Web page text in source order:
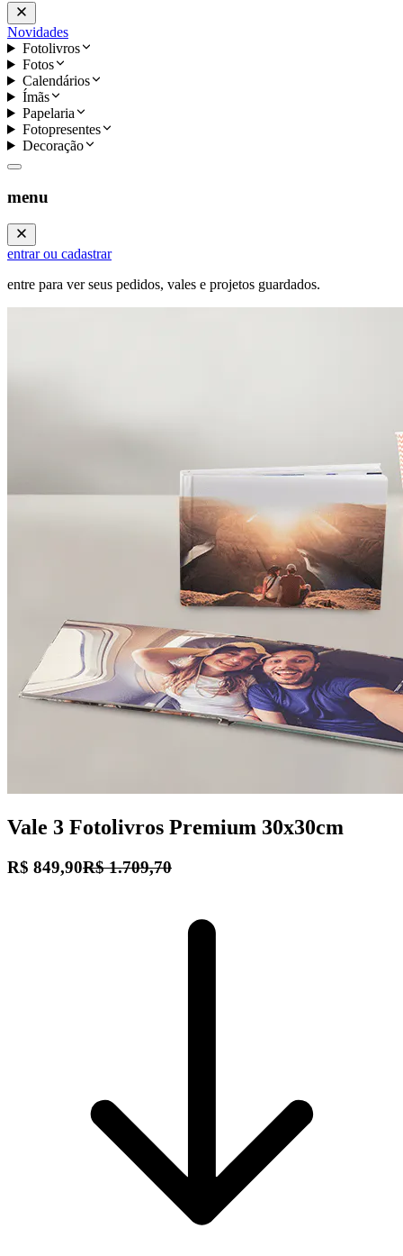
Novidades
Fotolivros
Fotos
Calendários
Ímãs
Papelaria
Fotopresentes
Decoração
menu
entrar ou cadastrar
entre para ver seus pedidos, vales e projetos guardados.
Vale 3 Fotolivros Premium 30x30cm
R$ 849,90R$ 1.709,70